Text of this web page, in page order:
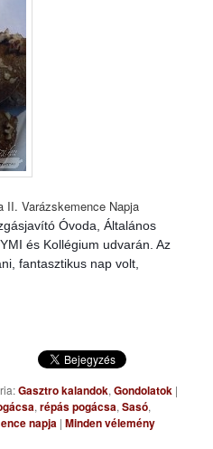
II. Varázskemence Napja
Óvoda, Általános
és Kollégium udvarán. Az
fantasztikus nap volt,
Gasztro kalandok,Gondolatok |
,répás pogácsa,Sasó,
napja |Minden vélemény